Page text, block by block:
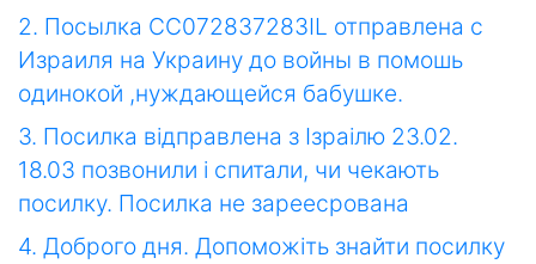
2. Посылка CC072837283IL отправлена с
Израиля на Украину до войны в помошь
одинокой ,нуждающейся бабушке.
3. Посилка відправлена з Ізраілю 23.02.
18.03 позвонили і спитали, чи чекають
посилку. Посилка не зареесрована
4. Доброго дня. Допоможіть знайти посилку